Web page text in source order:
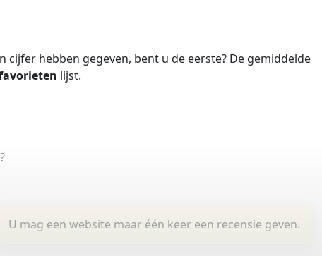
cijfer hebben gegeven, bent u de eerste? De gemiddelde
lijst.
?
U mag een website maar één keer een recensie geven.